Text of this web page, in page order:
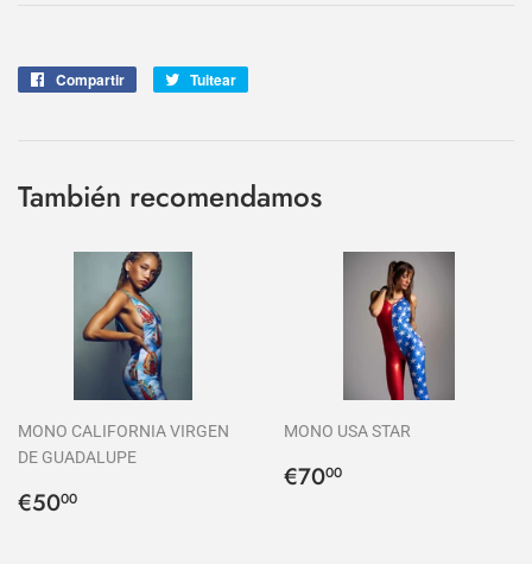
Compartir
CompartirTuitear
También recomendamos
MONO CALIFORNIA VIRGEN
DE GUADALUPE
Precio
€5000
MONO USA STAR
Precio
€7000